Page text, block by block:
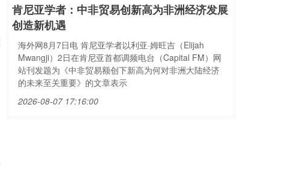
肯尼亚学者：中非贸易创新高为非洲经济发展
创造新机遇
海外网8月7日电 肯尼亚学者以利亚·姆旺吉（Elijah
Mwangji）2日在肯尼亚首都调频电台（Capital FM）网
站刊发题为《中非贸易额创下新高为何对非洲大陆经济
的未来至关重要》的文章表示
2026-08-07 17:16:00